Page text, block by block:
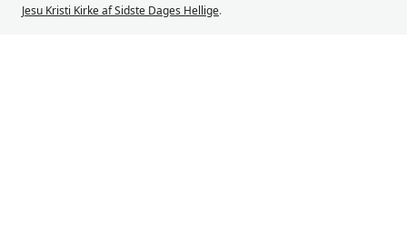
Jesu Kristi Kirke af Sidste Dages Hellige.